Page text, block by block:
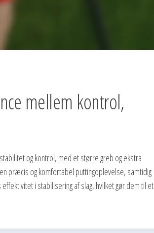
mellem kontrol,
og kontrol, med et større greb og ekstra
præcis og komfortabel puttingoplevelse, samtidig
i stabilisering af slag, hvilket gør dem til et